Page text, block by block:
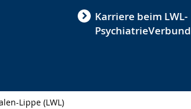
Karriere beim LWL-
PsychiatrieVerbund
Lippe (LWL)